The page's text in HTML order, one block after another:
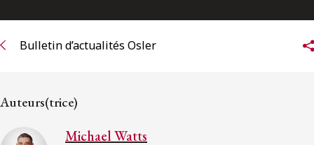
S’abonner aux articles Osler
Bulletin d’actualités Osler
Auteurs(trice)
Michael Watts